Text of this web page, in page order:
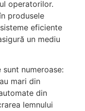
operatorilor.
produsele
eficiente
un mediu
numeroase:
mari din
din
lemnului